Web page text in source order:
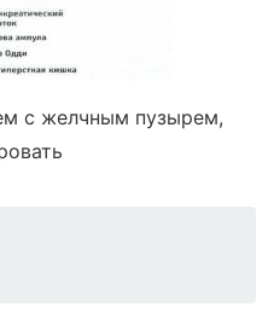
с желчным пузырем,